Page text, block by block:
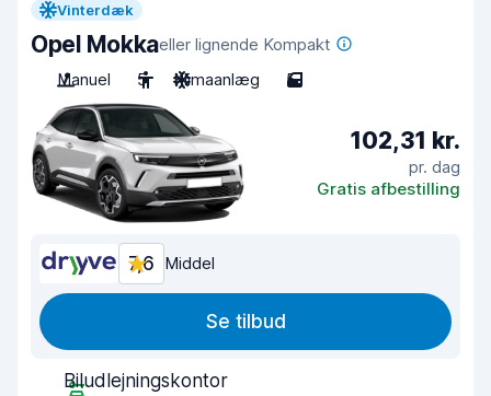
Vinterdæk
Opel Mokkaeller lignende Kompakt
Manuel
5 Klimaanlæg 5
102,31 kr.
pr. dag
Gratis afbestilling
7,6 Middel
Se tilbud
Biludlejningskontor